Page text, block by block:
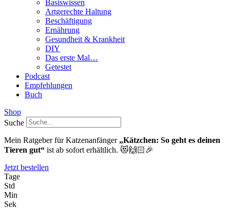
Basiswissen
Artgerechte Haltung
Beschäftigung
Ernährung
Gesundheit & Krankheit
DIY
Das erste Mal…
Getestet
Podcast
Empfehlungen
Buch
Shop
Suche
Mein Ratgeber für Katzenanfänger „Kätzchen: So geht es deinen
Tieren gut“ ist ab sofort erhältlich. 😻🙌🏻🎉
Jetzt bestellen
Tage
Std
Min
Sek